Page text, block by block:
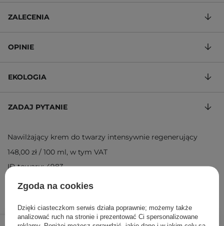
74,00 zł /szt.
ZALECENIA
OPINIE
EKOLOGIA
ZADAJ PYTANIE
Nawilżający krem do twarzy intensywnie regenerujący
148,00 zł / 100 ml, w tym VAT
ID towaru: 4983
Zgoda na cookies
Dzięki ciasteczkom serwis działa poprawnie; możemy także
analizować ruch na stronie i prezentować Ci spersonalizowane